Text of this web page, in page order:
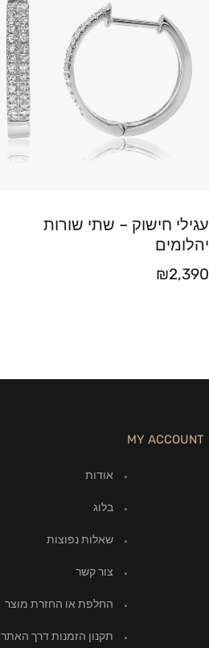
עגילי חישוק – שתי שורות
יהלומים
₪2,390
MY ACCOUNT
אודות
בלוג
שאלות נפוצות
צור קשר
החלפת או החזרת מוצר
תקנון הזמנות דרך האתר